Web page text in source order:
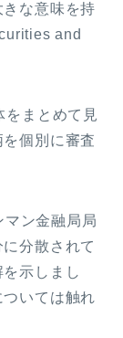
な意味を持
and
をまとめて見
個別に審査
マン金融局局
分散されて
示しまし
いては触れ